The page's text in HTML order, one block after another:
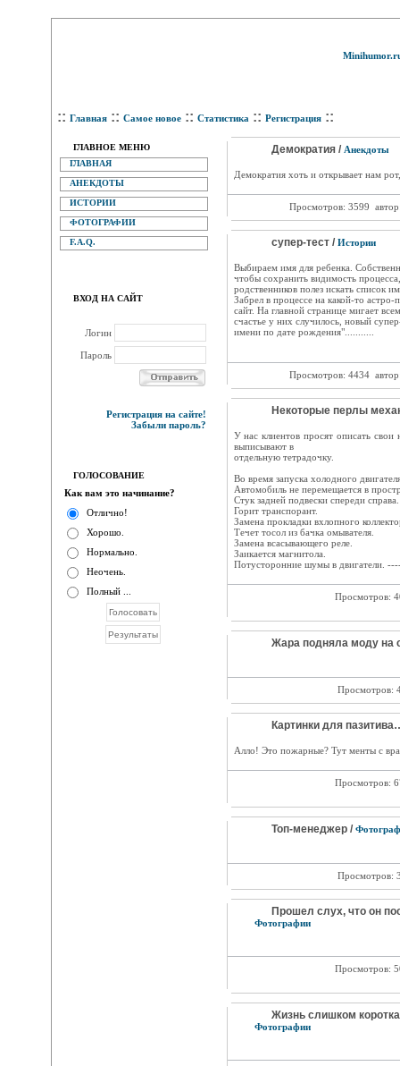
:: Главная :: Самое новое :: Статистика :: Регистрация ::
ГЛАВНОЕ МЕНЮ
ГЛАВНАЯ
АНЕКДОТЫ
ИСТОРИИ
ФОТОГРАФИИ
F.A.Q.
ВХОД НА САЙТ
Логин
Пароль
Регистрация на сайте!
Забыли пароль?
ГОЛОСОВАНИЕ
Как вам это начинание?
Отлично!
Хорошо.
Нормально.
Неочень.
Полный ...
Демократия / Анекдоты
Демократия хоть и открывает нам
Просмотров: 3599
супер-тест / Истории
Выбираем имя для ребенка.
чтобы сохранить видимость
родственников полез искать список
Забрел в процессе на какой-то
сайт. На главной странице мигает
счастье у них случилось, новый
имени по дате рождения"...........
Просмотров: 4434
Некоторые перлы
У нас клиентов просят описать
выписывают в
отдельную тетрадочку.
Во время запуска холодного
Автомобиль не перемещается в
Стук задней подвески спереди справа.
Горит транспорант.
Замена прокладки вхлопного
Течет тосол из бачка омывателя.
Замена всасывающего реле.
Заикается магнитола.
Потусторонние шумы в двигатели.
Просмотров:
Жара подняла моду на
Просмотров:
Картинки для
Алло! Это пожарные? Тут менты с
Просмотров:
Топ-менеджер /
Просмотров:
Прошел слух, что он
Фотографии
Просмотров:
Жизнь слишком
Фотографии